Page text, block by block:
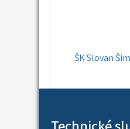
v
ŠK Slovan